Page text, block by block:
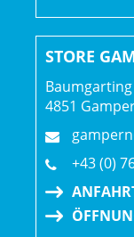
Scheibenbremse
SRAM CenterLine,
abgerundete
Max.
Reifen: Maxxis
faltbarer
STORE
4851
+43 (0)